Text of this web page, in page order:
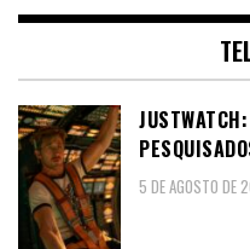
5 DE AGOSTO DE